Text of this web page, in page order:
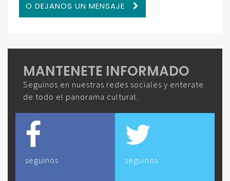
O DEJANOS UN MENSAJE
MANTENETE INFORMADO
Seguinos en nuestras redes sociales y enterate
de todo el panorama cultural.
seguinos seguinos